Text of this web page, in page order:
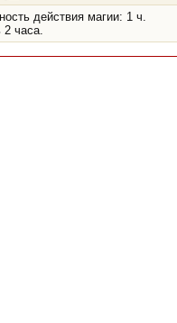
действия магии: 1 ч.
часа.